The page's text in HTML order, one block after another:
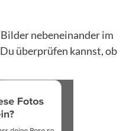
nebeneinander im
überprüfen kannst, ob